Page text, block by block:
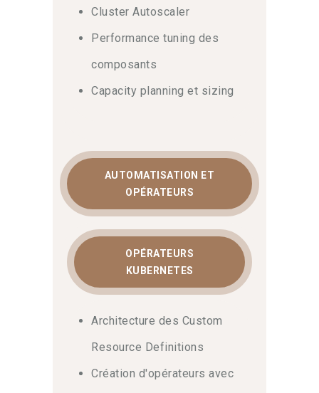
Cluster Autoscaler
Performance tuning des
composants
Capacity planning et sizing
AUTOMATISATION ET
OPÉRATEURS
OPÉRATEURS
KUBERNETES
Architecture des Custom
Resource Definitions
Création d'opérateurs avec